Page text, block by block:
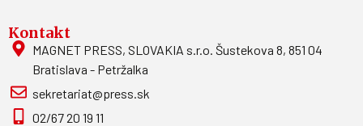
Kontakt
MAGNET PRESS, SLOVAKIA s.r.o. Šustekova 8, 851 04
Bratislava - Petržalka
sekretariat@press.sk
02/67 20 19 11